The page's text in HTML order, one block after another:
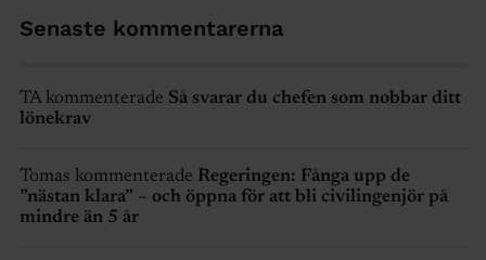
Senaste kommentarerna
TA kommenterade Så svarar du chefen som nobbar ditt
lönekrav
Tomas kommenterade Regeringen: Fånga upp de
”nästan klara” – och öppna för att bli civilingenjör på
mindre än 5 år